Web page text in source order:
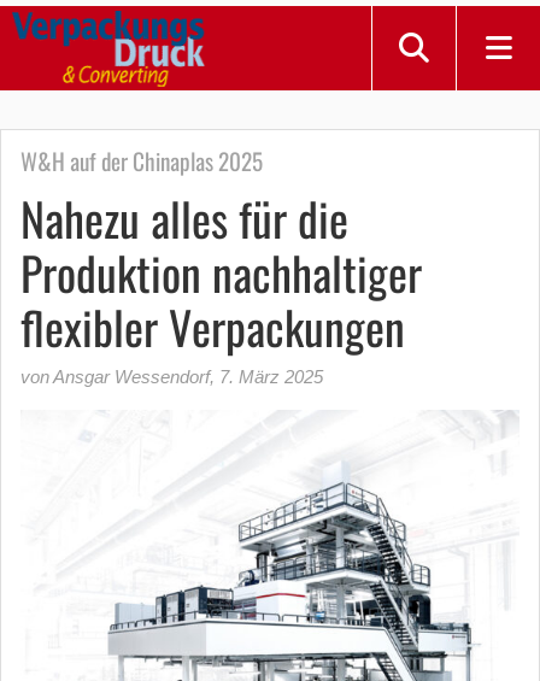
W&H auf der Chinaplas 2025
Nahezu alles für die
Produktion nachhaltiger
flexibler Verpackungen
von Ansgar Wessendorf, 7. März 2025